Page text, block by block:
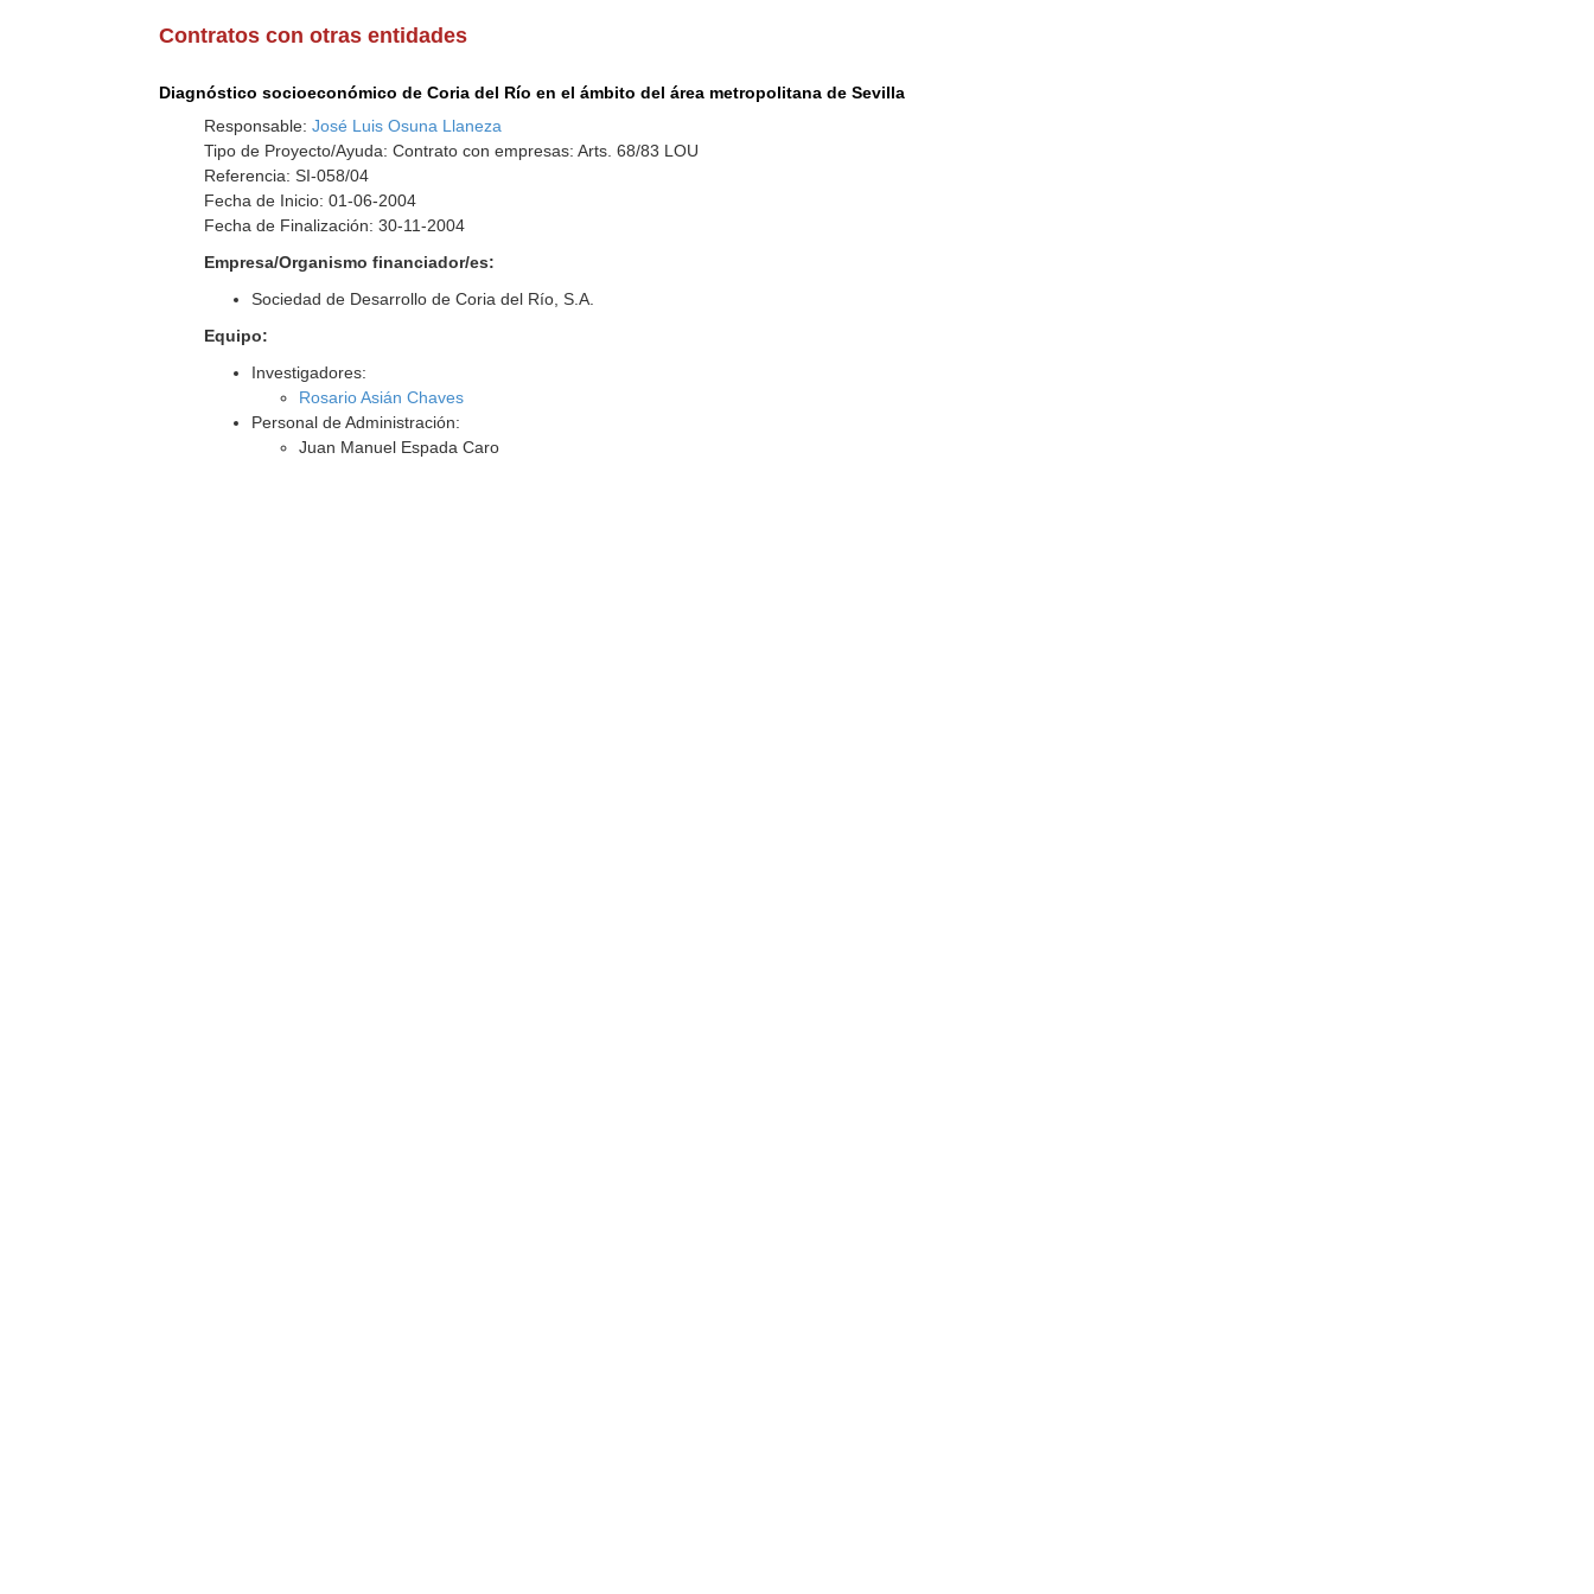
Contratos con otras entidades
Diagnóstico socioeconómico de Coria del Río en el ámbito del área metropolitana de Sevilla
Responsable:José Luis Osuna Llaneza
Tipo de Proyecto/Ayuda: Contrato con empresas: Arts. 68/83 LOU
Referencia: SI-058/04
Fecha de Inicio: 01-06-2004
Fecha de Finalización: 30-11-2004
Empresa/Organismo financiador/es:
Sociedad de Desarrollo de Coria del Río, S.A.
Equipo:
Investigadores:
Rosario Asián Chaves
Personal de Administración:
Juan Manuel Espada Caro